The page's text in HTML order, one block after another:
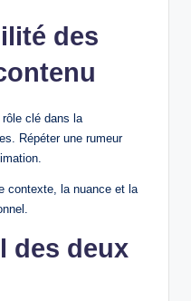
des
clé dans la
Répéter une rumeur
contexte, la nuance et la
des deux